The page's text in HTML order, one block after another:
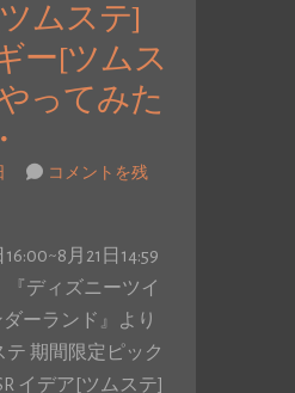
ムステ]
ー[ツムス
ってみた
コメントを残
月21日14:59
『ディズニーツイ
ーランド』より
テ 期間限定ピック
イデア[ツムステ]